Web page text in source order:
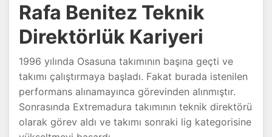
Rafa Benitez Teknik
Direktörlük Kariyeri
1996 yılında Osasuna takımının başına geçti ve
takımı çalıştırmaya başladı. Fakat burada istenilen
performans alınamayınca görevinden alınmıştır.
Sonrasında Extremadura takımının teknik direktörü
olarak görev aldı ve takımı sonraki lig kategorisine